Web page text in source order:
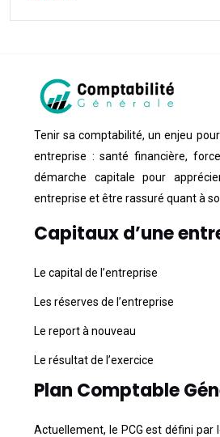
Tenir sa comptabilité, un enjeu
entreprise : santé financière,
démarche capitale pour
entreprise et être rassuré quant à
Capitaux d’une
Le capital de l’entreprise
Les réserves de l’entreprise
Le report à nouveau
Le résultat de l’exercice
Plan Comptable
Actuellement, le PCG est défini par